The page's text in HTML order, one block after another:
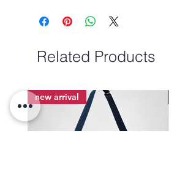
Related Products
new arrival